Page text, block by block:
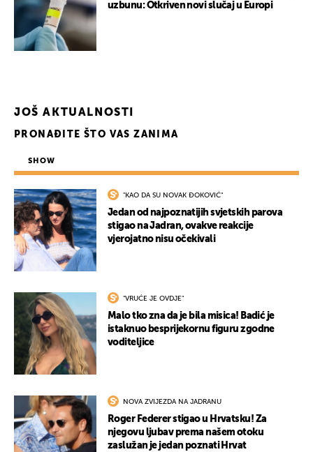
uzbunu: Otkriven novi slučaj u Europi
JOŠ AKTUALNOSTI
PRONAĐITE ŠTO VAS ZANIMA
SHOW
"KAO DA SU NOVAK ĐOKOVIĆ"
Jedan od najpoznatijih svjetskih parova
stigao na Jadran, ovakve reakcije
vjerojatno nisu očekivali
"VRUĆE JE OVDJE"
Malo tko zna da je bila misica! Badić je
istaknuo besprijekornu figuru zgodne
voditeljice
NOVA ZVIJEZDA NA JADRANU
Roger Federer stigao u Hrvatsku! Za
njegovu ljubav prema našem otoku
zaslužan je jedan poznati Hrvat
UKLJUČITE NOTIFIKACIJE